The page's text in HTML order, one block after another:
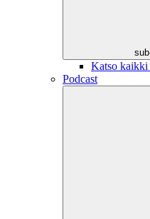
Katso kaikki
Podcast